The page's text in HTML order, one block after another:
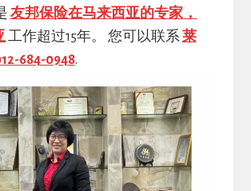
友邦保险在马来西亚的专家，
工作超过15年。 您可以联系莱
684-0948.